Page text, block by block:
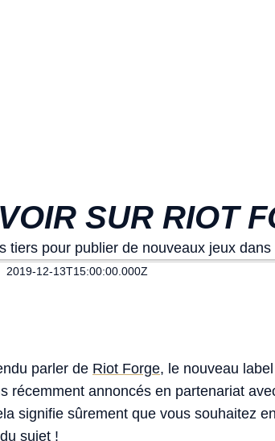
SUR RIOT
tiers pour publier de nouveaux jeux
2019-12-13T15:00:00.000Z
parler de Riot Forge, le nouveau
récemment annoncés en partenariat
signifie sûrement que vous souhaitez
sujet !